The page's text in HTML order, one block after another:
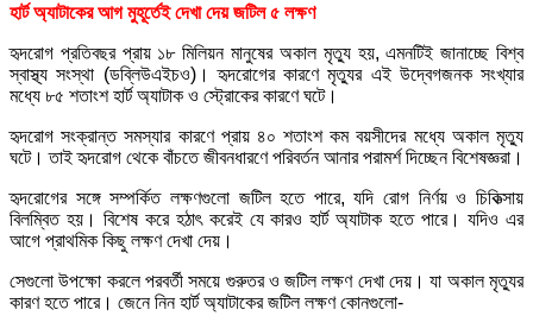
হার্ট অ্যাটাকের আগ মুহূর্তেই দেখা দেয় জটিল ৫ লক্ষণ
হৃদরোগ প্রতিবছর প্রায় ১৮ মিলিয়ন মানুষের অকাল মৃত্যু হয়, এমনটিই জানাচ্ছে বিশ্ব
স্বাস্থ্য সংস্থা (ডব্লিউএইচও)। হৃদরোগের কারণে মৃত্যুর এই উদ্বেগজনক সংখ্যার
মধ্যে ৮৫ শতাংশ হার্ট অ্যাটাক ও স্ট্রোকের কারণে ঘটে।
হৃদরোগ সংক্রান্ত সমস্যার কারণে প্রায় ৪০ শতাংশ কম বয়সীদের মধ্যে অকাল মৃত্যু
ঘটে। তাই হৃদরোগ থেকে বাঁচতে জীবনধারণে পরিবর্তন আনার পরামর্শ দিচ্ছেন বিশেষজ্ঞরা।
হৃদরোগের সঙ্গে সম্পর্কিত লক্ষণগুলো জটিল হতে পারে, যদি রোগ নির্ণয় ও চিকিত্সায়
বিলম্বিত হয়। বিশেষ করে হঠাৎ করেই যে কারও হার্ট অ্যাটাক হতে পারে। যদিও এর
আগে প্রাথমিক কিছু লক্ষণ দেখা দেয়।
সেগুলো উপক্ষো করলে পরবর্তী সময়ে গুরুতর ও জটিল লক্ষণ দেখা দেয়। যা অকাল মৃত্যুর
কারণ হতে পারে। জেনে নিন হার্ট অ্যাটাকের জটিল লক্ষণ কোনগুলো-